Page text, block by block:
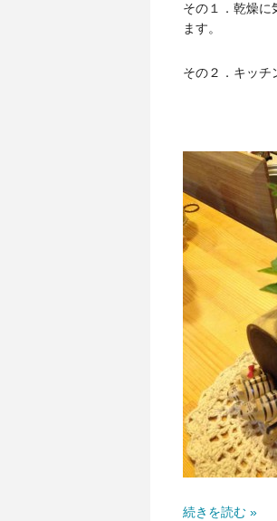
その１．乾燥に
ます。
その２．キッチ
続きを読む »